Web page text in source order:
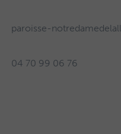
paroisse-
04 70 99 06 76